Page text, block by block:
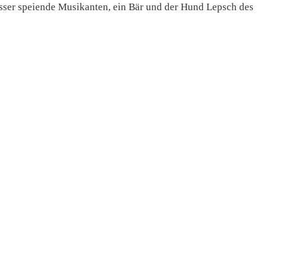
speiende Musikanten, ein Bär und der Hund Lepsch des